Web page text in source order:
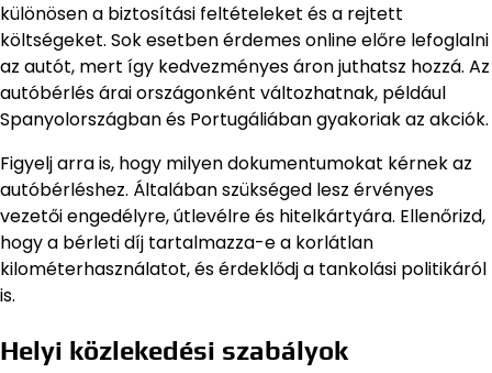
különösen a biztosítási feltételeket és a rejtett
költségeket. Sok esetben érdemes online előre lefoglalni
az autót, mert így kedvezményes áron juthatsz hozzá. Az
autóbérlés árai országonként változhatnak, például
Spanyolországban és Portugáliában gyakoriak az akciók.
Figyelj arra is, hogy milyen dokumentumokat kérnek az
autóbérléshez. Általában szükséged lesz érvényes
vezetői engedélyre, útlevélre és hitelkártyára. Ellenőrizd,
hogy a bérleti díj tartalmazza-e a korlátlan
kilométerhasználatot, és érdeklődj a tankolási politikáról
is.
Helyi közlekedési szabályok